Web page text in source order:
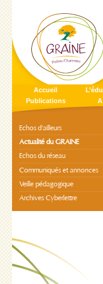
Accueil
Publications
Echos d’ailleurs
Actualité du GRAINE
Echos du réseau
Communiqués et annonces
Veille pédagogique
Archives Cyberlettre